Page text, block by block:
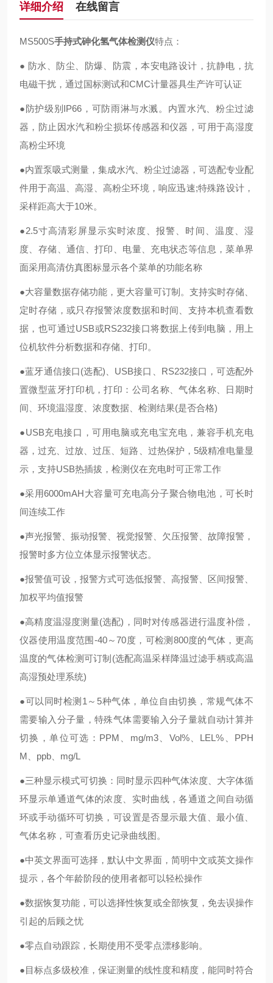
详细介绍 在线留言
MS500S手持式砷化氢气体检测仪特点：
● 防水、防尘、防爆、防震，本安电路设计，抗静电，抗
电磁干扰，通过国标测试和CMC计量器具生产许可认证
●防护级别IP66，可防雨淋与水溅。内置水汽、粉尘过滤
器，防止因水汽和粉尘损坏传感器和仪器，可用于高湿度
高粉尘环境
●内置泵吸式测量，集成水汽、粉尘过滤器，可选配专业配
件用于高温、高湿、高粉尘环境，响应迅速;特殊路设计，
采样距高大于10米。
●2.5寸高清彩屏显示实时浓度、报警、时间、温度、湿
度、存储、通信、打印、电量、充电状态等信息，菜单界
面采用高清仿真图标显示各个菜单的功能名称
●大容量数据存储功能，更大容量可订制。支持实时存储、
定时存储，或只存报警浓度数据和时间、支持本机查看数
据，也可通过USB或RS232接口将数据上传到电脑，用上
位机软件分析数据和存储、打印。
●蓝牙通信接口(选配)、USB接口、RS232接口，可选配外
置微型蓝牙打印机，打印：公司名称、气体名称、日期时
间、环境温湿度、浓度数据、检测结果(是否合格)
●USB充电接口，可用电脑或充电宝充电，兼容手机充电
器，过充、过放、过压、短路、过热保护，5级精准电量显
示，支持USB热插拔，检测仪在充电时可正常工作
●采用6000mAH大容量可充电高分子聚合物电池，可长时
间连续工作
●声光报警、振动报警、视觉报警、欠压报警、故障报警，
报警时多方位立体显示报警状态。
●报警值可设，报警方式可选低报警、高报警、区间报警、
加权平均值报警
●高精度温湿度测量(选配)，同时对传感器进行温度补偿，
仪器使用温度范围-40～70度，可检测800度的气体，更高
温度的气体检测可订制(选配高温采样降温过滤手柄或高温
高湿预处理系统)
●可以同时检测1～5种气体，单位自由切换，常规气体不
需要输入分子量，特殊气体需要输入分子量就自动计算并
切换，单位可选：PPM、mg/m3、Vol%、LEL%、PPH
M、ppb、mg/L
●三种显示模式可切换：同时显示四种气体浓度、大字体循
环显示单通道气体的浓度、实时曲线，各通道之间自动循
环或手动循环可切换，可设置是否显示最大值、最小值、
气体名称，可查看历史记录曲线图。
●中英文界面可选择，默认中文界面，简明中文或英文操作
提示，各个年龄阶段的使用者都可以轻松操作
●数据恢复功能，可以选择性恢复或全部恢复，免去误操作
引起的后顾之忧
●零点自动跟踪，长期使用不受零点漂移影响。
●目标点多级校准，保证测量的线性度和精度，能同时符合